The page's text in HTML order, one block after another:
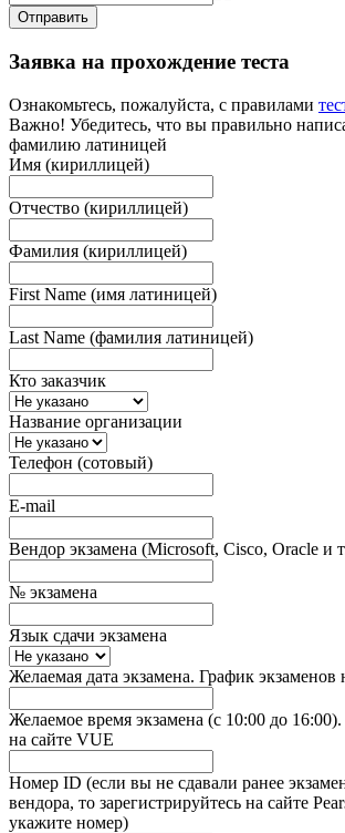
Отправить
Заявка на прохождение теста
Ознакомьтесь, пожалуйста, с правилами
Важно! Убедитесь, что вы правильно
фамилию латиницей
Имя (кириллицей)
Отчество (кириллицей)
Фамилия (кириллицей)
First Name (имя латиницей)
Last Name (фамилия латиницей)
Кто заказчик
Название организации
Телефон (сотовый)
E-mail
Вендор экзамена (Microsoft, Cisco, Oracle и
№ экзамена
Язык сдачи экзамена
Желаемая дата экзамена. График экзаменов
Желаемое время экзамена (с 10:00 до
на сайте VUE
Номер ID (если вы не сдавали ранее
вендора, то зарегистрируйтесь на сайте
укажите номер)